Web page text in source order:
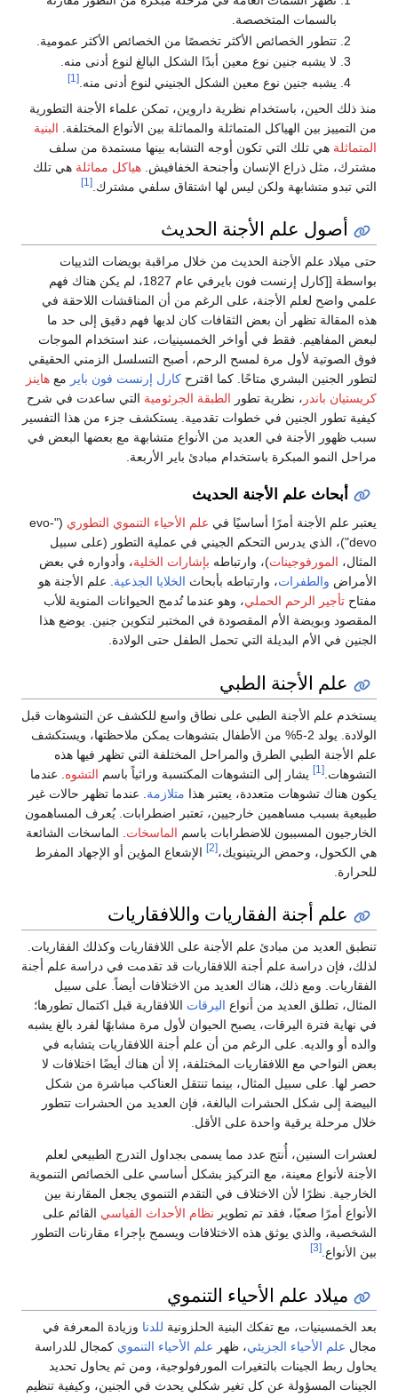
بالسمات المتخصصة.
تتطور الخصائص الأكثر تخصصًا من الخصائص الأكثر عمومية.
لا يشبه جنين نوع معين أبدًا الشكل البالغ لنوع أدنى منه.
يشبه جنين نوع معين الشكل الجنيني لنوع أدنى منه. [1]
منذ ذلك الحين، باستخدام نظرية داروين، تمكن علماء الأجنة التطورية
من التمييز بين الهياكل المتماثلة والمماثلة بين الأنواع المختلفة. البنية
المتماثلة هي تلك التي تكون أوجه التشابه بينها مستمدة من سلف
مشترك، مثل ذراع الإنسان وأجنحة الخفافيش. هياكل مماثلة هي تلك
التي تبدو متشابهة ولكن ليس لها اشتقاق سلفي مشترك. [1]
أصول علم الأجنة الحديث
حتى ميلاد علم الأجنة الحديث من خلال مراقبة بويضات الثدييات
بواسطة [[كارل إرنست فون بايرفي عام 1827، لم يكن هناك فهم
علمي واضح لعلم الأجنة، على الرغم من أن المناقشات اللاحقة في
هذه المقالة تظهر أن بعض الثقافات كان لديها فهم دقيق إلى حد ما
لبعض المفاهيم. فقط في أواخر الخمسينيات، عند استخدام الموجات
فوق الصوتية لأول مرة لمسح الرحم، أصبح التسلسل الزمني الحقيقي
لتطور الجنين البشري متاحًا. كما اقترح كارل إرنست فون باير مع هاينز
كريستيان باندر ، نظرية تطور الطبقة الجرثومية التي ساعدت في شرح
كيفية تطور الجنين في خطوات تقدمية. يستكشف جزء من هذا التفسير
سبب ظهور الأجنة في العديد من الأنواع متشابهة مع بعضها البعض في
مراحل النمو المبكرة باستخدام مبادئ باير الأربعة.
أبحاث علم الأجنة الحديث
يعتبر علم الأجنة أمرًا أساسيًا في علم الأحياء التنموي التطوري
("evo-
devo")، الذي يدرس التحكم الجيني في عملية التطور (على سبيل
المثال، المورفوجينات)، وارتباطه بإشارات الخلية، وأدواره في بعض
الأمراض والطفرات، وارتباطه بأبحاث الخلايا الجذعية. علم الأجنة هو
مفتاح تأجير الرحم الحملي، وهو عندما تُدمج الحيوانات المنوية للأب
المقصود وبويضة الأم المقصودة في المختبر لتكوين جنين. يوضع هذا
الجنين في الأم البديلة التي تحمل الطفل حتى الولادة.
علم الأجنة الطبي
يستخدم علم الأجنة الطبي على نطاق واسع للكشف عن التشوهات قبل
الولادة. يولد 2-5% من الأطفال بتشوهات يمكن ملاحظتها، ويستكشف
علم الأجنة الطبي الطرق والمراحل المختلفة التي تظهر فيها هذه
التشوهات. [1] يشار إلى التشوهات المكتسبة وراثياً باسم التشوه . عندما
يكون هناك تشوهات متعددة، يعتبر هذا متلازمة . عندما تظهر حالات غير
طبيعية بسبب مساهمين خارجيين، تعتبر اضطرابات. يُعرف المساهمون
الخارجيون المسببون للاضطرابات باسم الماسخات . الماسخات الشائعة
هي الكحول، وحمض الريتينويك،[2]
الإشعاع المؤين أو الإجهاد المفرط
للحرارة.
علم أجنة الفقاريات واللافقاريات
تنطبق العديد من مبادئ علم الأجنة على اللافقاريات وكذلك الفقاريات.
لذلك، فإن دراسة علم أجنة اللافقاريات قد تقدمت في دراسة علم أجنة
الفقاريات. ومع ذلك، هناك العديد من الاختلافات أيضاً. على سبيل
المثال، تطلق العديد من أنواع اليرقات اللافقارية قبل اكتمال تطورها؛
في نهاية فترة اليرقات، يصبح الحيوان لأول مرة مشابهًا لفرد بالغ يشبه
والده أو والديه. على الرغم من أن علم أجنة اللافقاريات يتشابه في
بعض النواحي مع اللافقاريات المختلفة، إلا أن هناك أيضًا اختلافات لا
حصر لها. على سبيل المثال، بينما تنتقل العناكب مباشرة من شكل
البيضة إلى شكل الحشرات البالغة، فإن العديد من الحشرات تتطور
خلال مرحلة يرقية واحدة على الأقل.
لعشرات السنين، أُنتج عدد مما يسمى بجداول التدرج الطبيعي لعلم
الأجنة لأنواع معينة، مع التركيز بشكل أساسي على الخصائص التنموية
الخارجية. نظرًا لأن الاختلاف في التقدم التنموي يجعل المقارنة بين
الأنواع أمرًا صعبًا، فقد تم تطوير نظام الأحداث القياسي القائم على
الشخصية، والذي يوثق هذه الاختلافات ويسمح بإجراء مقارنات التطور
بين الأنواع. [3]
ميلاد علم الأحياء التنموي
بعد الخمسينيات، مع تفكك البنية الحلزونية للدنا وزيادة المعرفة في
مجال علم الأحياء الجزيئي، ظهر علم الأحياء التنموي كمجال للدراسة
يحاول ربط الجينات بالتغيرات المورفولوجية، ومن ثم يحاول تحديد
الجينات المسؤولة عن كل تغير شكلي يحدث في الجنين، وكيفية تنظيم